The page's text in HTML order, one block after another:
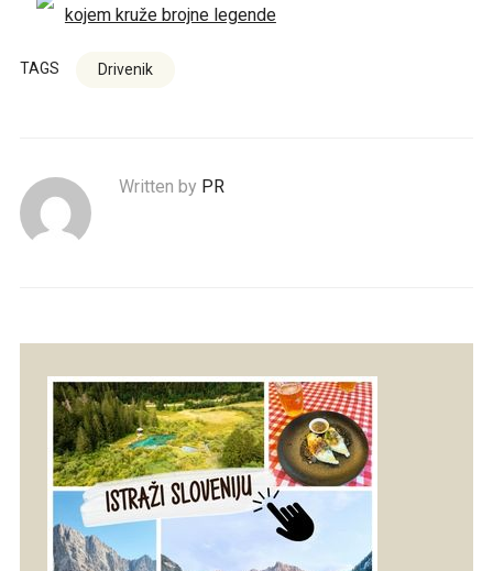
kojem kruže brojne legende
TAGS Drivenik
Written by PR